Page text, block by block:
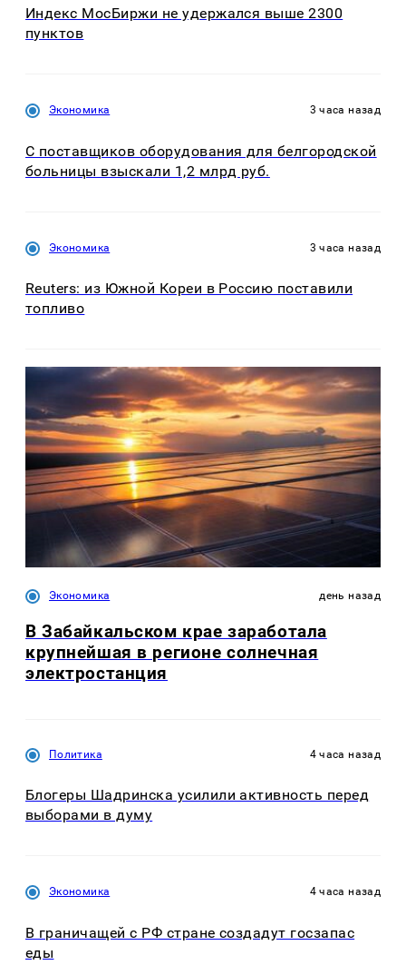
Индекс МосБиржи не удержался выше 2300
пунктов
Экономика 3 часа назад
С поставщиков оборудования для белгородской
больницы взыскали 1,2 млрд руб.
Экономика 3 часа назад
Reuters: из Южной Кореи в Россию поставили
топливо
Экономика день назад
В Забайкальском крае заработала
крупнейшая в регионе солнечная
электростанция
Политика 4 часа назад
Блогеры Шадринска усилили активность перед
выборами в думу
Экономика 4 часа назад
В граничащей с РФ стране создадут госзапас
еды